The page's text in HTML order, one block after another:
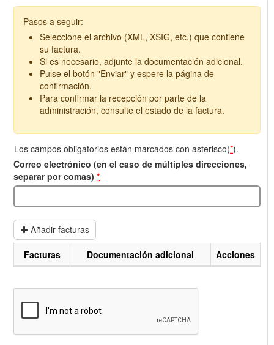
Pasos a seguir:
Seleccione el archivo (XML, XSIG, etc.) que contiene
su factura.
Si es necesario, adjunte la documentación adicional.
Pulse el botón "Enviar" y espere la página de
confirmación.
Para confirmar la recepción por parte de la
administración, consulte el estado de la factura.
Los campos obligatorios están marcados con asterisco(*).
Correo electrónico (en el caso de múltiples direcciones,
separar por comas) *
Añadir facturas
enviar.
Facturas Documentación adicional Acciones